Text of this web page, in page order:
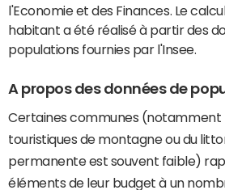
l'Economie et des Finances. Le
habitant a été réalisé à partir des
populations fournies par l'Insee.
A propos des données de
Certaines communes (notamment
touristiques de montagne ou du
permanente est souvent faible)
éléments de leur budget à un